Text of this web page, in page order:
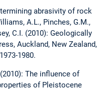
abrasivity of rock
A.L., Pinches, G.M.,
C.I. (2010): Geologically
Auckland, New Zealand,
1980.
The influence of
of Pleistocene